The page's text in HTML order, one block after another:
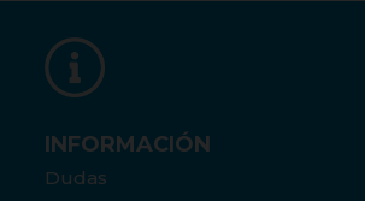
INFORMACIÓN
Dudas